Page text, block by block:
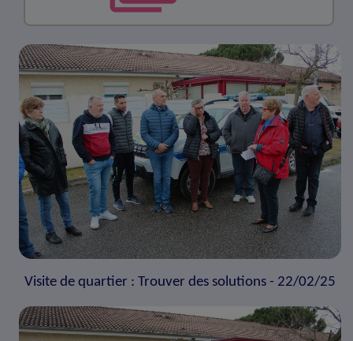
Visite de quartier : Trouver des solutions - 22/02/25